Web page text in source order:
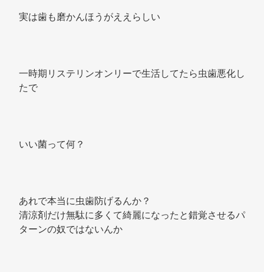
実は歯も磨かんほうがええらしい
一時期リステリンオンリーで生活してたら虫歯悪化し
たで
いい菌って何？
あれで本当に虫歯防げるんか？
清涼剤だけ無駄に多くて綺麗になったと錯覚させるパ
ターンの奴ではないんか